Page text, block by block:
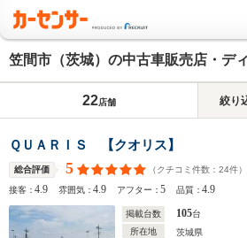
笠間市（茨城）の中古車販売店・デ
22店舗 絞り
ＱＵＡＲＩＳ 【クオリス】
総合評価 5 （クチコミ件数： 24件）
接客：4.9 雰囲気：4.9 アフター：5 品質：4.9
掲載台数 105台
所在地
茨城県